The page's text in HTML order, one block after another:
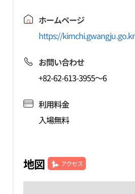
ホームページ
https://kimchi.gwangju.go.kr
お問い合わせ
+82-62-613-3955～6
利用料金
入場無料
地図 アクセス